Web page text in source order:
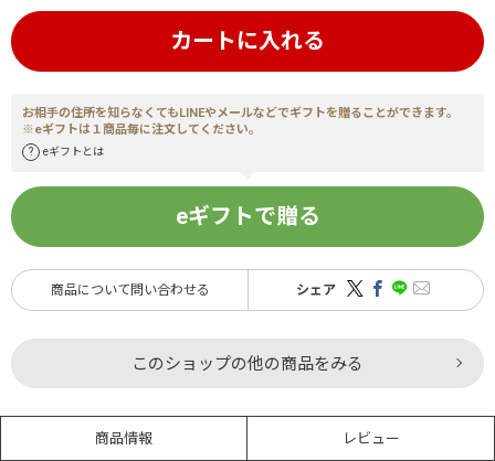
カートに入れる
お相手の住所を知らなくてもLINEやメールなどでギフトを贈ることができます。
※eギフトは１商品毎に注文してください。
eギフトとは
eギフトで贈る
商品について問い合わせる シェア
このショップの他の商品をみる
商品情報 レビュー